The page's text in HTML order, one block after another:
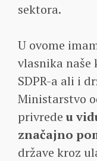
sektora.
U ovome
vlasnika naše
SDPR-a ali i
Ministarstvo
privrede u
značajno
države kroz